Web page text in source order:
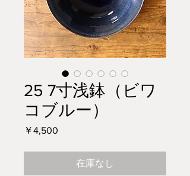
25 7寸浅鉢（ビワ
コブルー）
￥4,500
在庫なし